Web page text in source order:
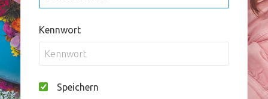
Kennwort
Speichern